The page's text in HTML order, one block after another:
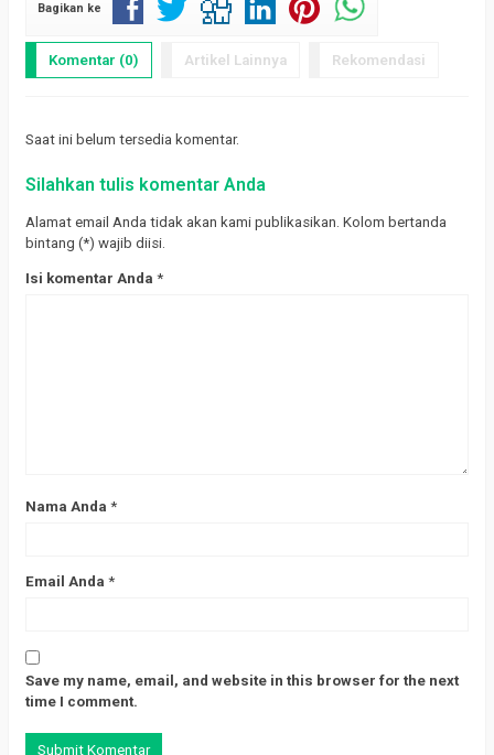
Bagikan ke
Komentar (0) Artikel Lainnya Rekomendasi
Saat ini belum tersedia komentar.
Silahkan tulis komentar Anda
Alamat email Anda tidak akan kami publikasikan. Kolom bertanda
bintang (*) wajib diisi.
Isi komentar Anda *
Nama Anda *
Email Anda *
Save my name, email, and website in this browser for the next
time I comment.